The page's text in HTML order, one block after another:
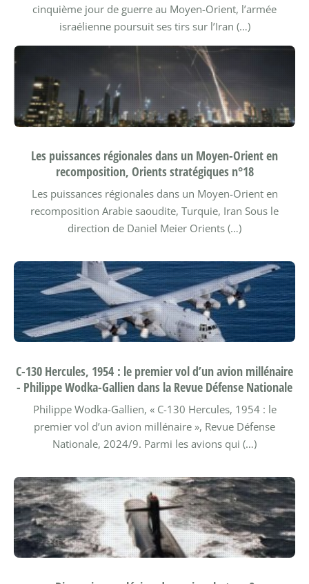
cinquième jour de guerre au Moyen-Orient, l’armée
israélienne poursuit ses tirs sur l’Iran (…)
Les puissances régionales dans un Moyen-Orient en
recomposition, Orients stratégiques n°18
Les puissances régionales dans un Moyen-Orient en
recomposition Arabie saoudite, Turquie, Iran Sous le
direction de Daniel Meier Orients (…)
C-130 Hercules, 1954 : le premier vol d’un avion millénaire
- Philippe Wodka-Gallien dans la Revue Défense Nationale
Philippe Wodka-Gallien, « C-130 Hercules, 1954 : le
premier vol d’un avion millénaire », Revue Défense
Nationale, 2024/9. Parmi les avions qui (…)